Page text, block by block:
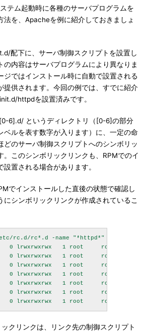
テム起動時に各種のサーバプログラムを
法を、Apacheを例に紹介しておきましょ
配下に、サーバ制御スクリプトを設置し
の内容はサーバプログラムにより異なりま
ジではインストール時に自動で設置される
提供されます。今回の例では、すでに紹介
httpdを設置済みです。
6].d/ というディレクトリ（[0-6]の部分
ベルを表す数字が入ります）に、一定の命
どのサーバ制御スクリプトへのシンボリッ
。このシンボリックリンクも、RPMでのイ
設置される場合があります。
でインストールした直後の状態で確認し
にシンボリックリンクが作成されているこ
rc.d/rc*.d -name "*httpd*" -ls
0 lrwxrwxrwx   1 root     root
0 lrwxrwxrwx   1 root     root
0 lrwxrwxrwx   1 root     root
0 lrwxrwxrwx   1 root     root
0 lrwxrwxrwx   1 root     root
0 lrwxrwxrwx   1 root     root
クリンクは、リンク先の制御スクリプト